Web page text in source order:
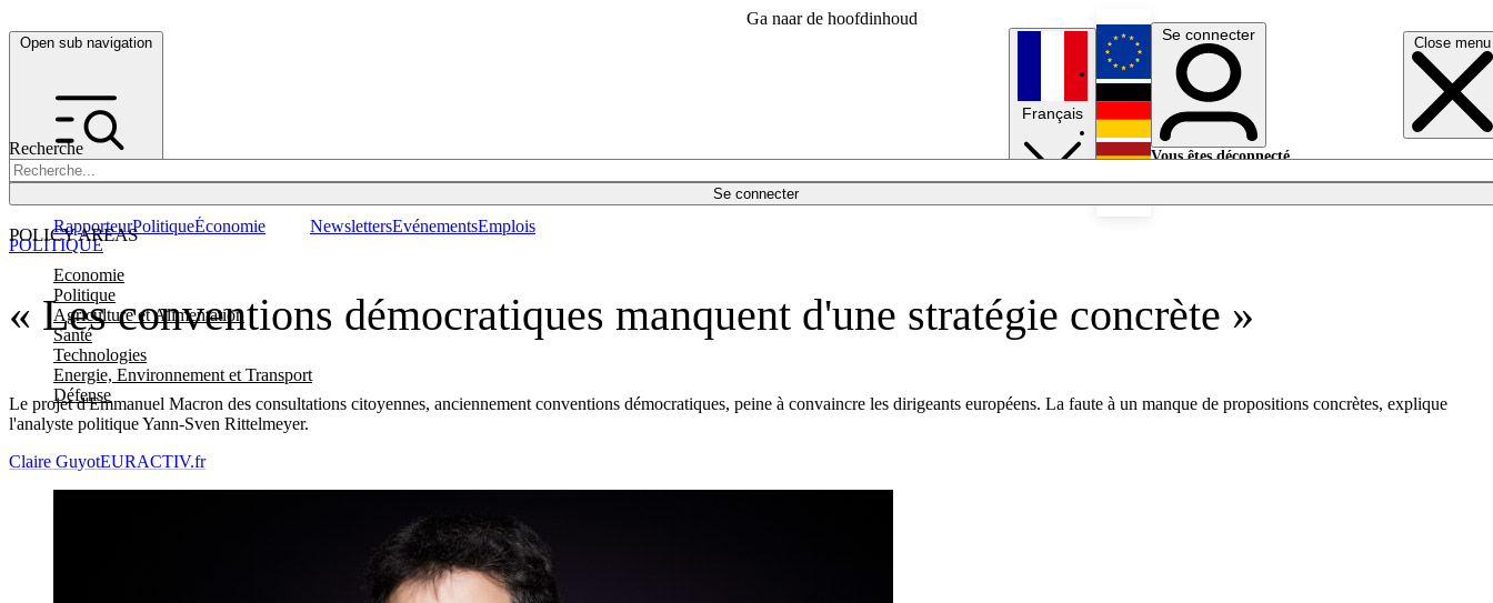
Ga naar de hoofdinhoud
Open sub navigation Close menu
Recherche
Se connecter
POLICY AREAS
Economie
Politique
Agriculture et Alimentation
Santé
Technologies
Energie, Environnement et Transport
Défense
RapporteurPolitiqueÉconomie NewslettersEvénementsEmplois
Français
English
Deutsch
Se connecter
Vous êtes déconnecté.
« Les conventions démocratiques manquent d'une stratégie concrète »
Le projet d'Emmanuel Macron des consultations citoyennes, anciennement conventions démocratiques, peine à convaincre les dirigeants européens. La faute à un manque de propositions concrètes, explique
l'analyste politique Yann-Sven Rittelmeyer.
POLITIQUE
Claire GuyotEURACTIV.fr